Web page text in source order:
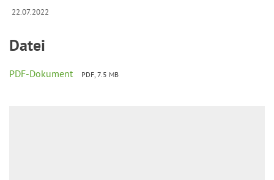
22.07.2022
Datei
PDF-Dokument PDF, 7.5 MB